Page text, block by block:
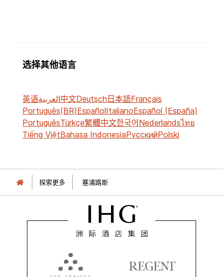
选择其他语言
英语العربية中文Deutsch日本語Français
Português(BR)EspañolItalianoEspañol (España)
PortuguêsTürkçe繁體中文한국어Nederlandsไทย
Tiếng ViệtBahasa IndonesiaРусскийPolski
探索更多 塞浦路斯